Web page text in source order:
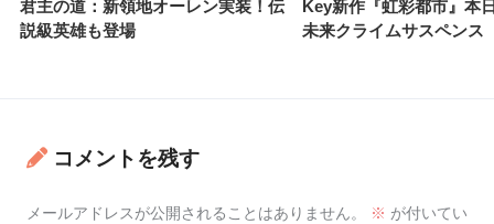
君主の道：新領地オーレン実装！伝
説級英雄も登場
Key新作『虹彩都市』本
未来クライムサスペンス
コメントを残す
メールアドレスが公開されることはありません。 ※ が付いてい